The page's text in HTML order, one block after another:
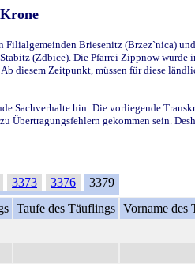
Briesenitz (Brzez`nica)
(Zdbice). Die Pfarrei Zippnow
Zeitpunkt, müssen für diese
Sachverhalte hin: Die vorliegende
gekommen sein.
3373 3376
3379
Taufe des Täuflings Vorname des